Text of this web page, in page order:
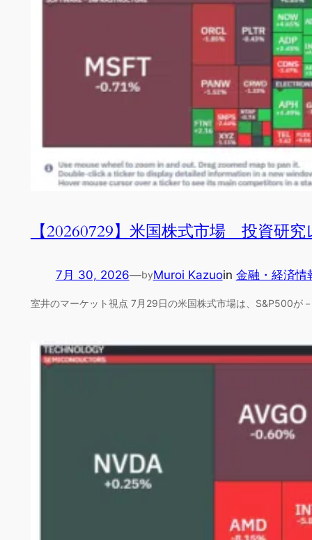
【20260729】米国株式市場 投資研
7月 30, 2026—byMuroi Kazuoin 金融・経済情
室井のマーケット視点 7月29日の米国株式市場は、S&P500が